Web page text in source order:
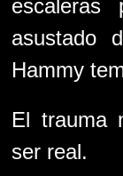
escaleras
asustado
Hammy
El trauma
ser real.